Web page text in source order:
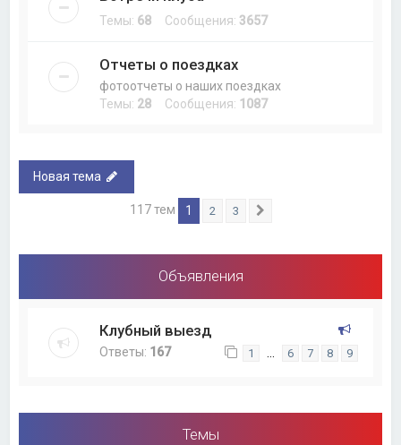
Темы: 68 Сообщения: 3657
Отчеты о поездках
фотоотчеты о наших поездках
Темы: 28 Сообщения: 1087
Новая тема
117 тем 1 2 3
Объявления
Клубный выезд
Ответы: 167 1 … 6 7 8 9
Темы